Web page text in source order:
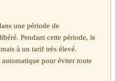
une période de
Pendant cette période, le
à un tarif très élevé.
pour éviter toute